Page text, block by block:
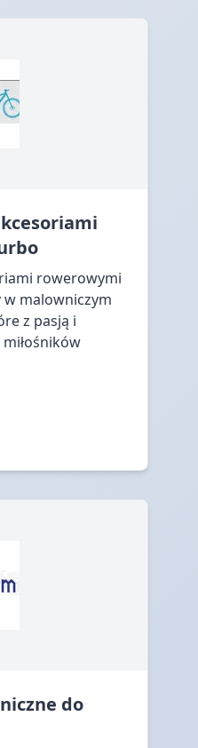
rowerowymi
malowniczym
z pasją i
do